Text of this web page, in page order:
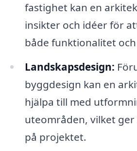
fastighet kan en
insikter och idéer för
både funktionalitet
Landskapsdesign:
byggdesign kan en
hjälpa till med
uteområden, vilket ger
på projektet.